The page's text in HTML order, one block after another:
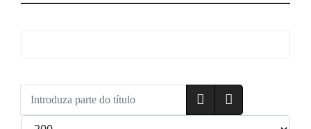
Introduza parte do título
Qtd. a exibir